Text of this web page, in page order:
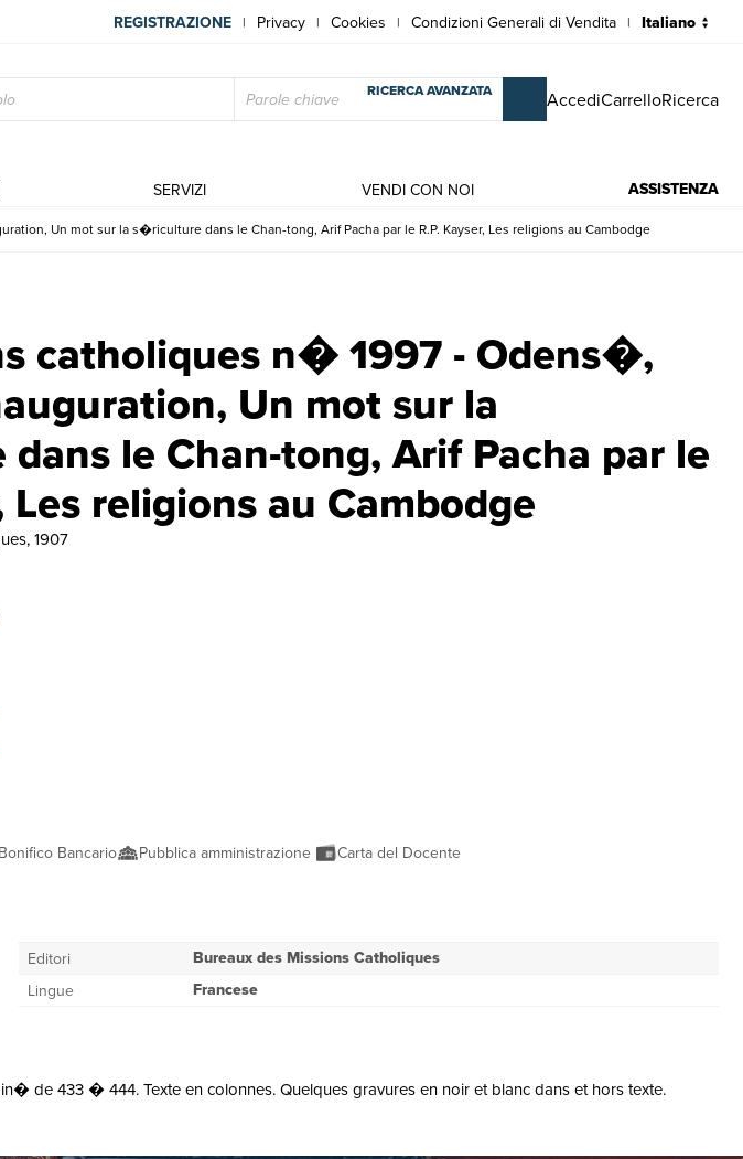
REGISTRAZIONE | Privacy | Cookies | Condizioni Generali di Vendita |
RICERCA AVANZATA AccediCarrelloRicerca
SERVIZI VENDI CON NOI ASSISTENZA
Un mot sur la s�riculture dans le Chan-tong, Arif Pacha par le R.P. Kayser, Les religions au Cambodge
catholiques n� 1997 - Odens�,
Un mot sur la
le Chan-tong, Arif Pacha par le
Les religions au Cambodge
- Odens�, jubil� et inauguration, Un mot sur la s�riculture dans le Chan-tong, Arif Pacha par le
1907
Bonifico Bancario Pubblica amministrazione Carta del Docente
Editori Bureaux des Missions Catholiques
Lingue Francese
de 433 � 444. Texte en colonnes. Quelques gravures en noir et blanc dans et hors texte.